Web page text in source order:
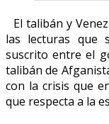
El talibán y
las lecturas que
suscrito entre el
talibán de
con la crisis que
que respecta a la